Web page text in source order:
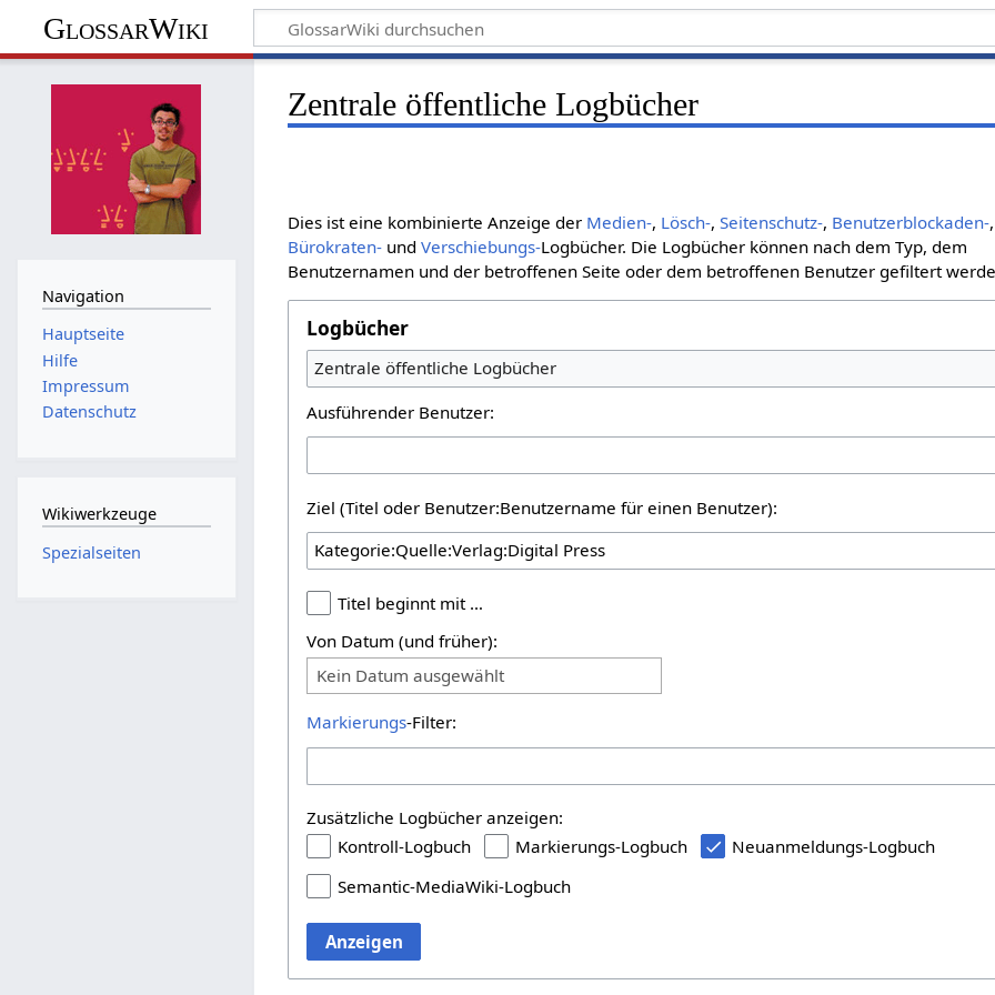
GlossarWiki
Zentrale öffentliche Logbücher
Dies ist eine kombinierte Anzeige der Medien-, Lösch-,Seitenschutz-, Benutzerblockaden-,
Bürokraten- undVerschiebungs-Logbücher. Die Logbücher können nach dem Typ, dem
Benutzernamen und der betroffenen Seite oder dem betroffenen Benutzer gefiltert
Logbücher
Zentrale öffentliche Logbücher
Ausführender Benutzer:
Ziel (Titel oder Benutzer:Benutzername für einen Benutzer):
Titel beginnt mit …
Von Datum (und früher):
Kein Datum ausgewählt
Markierungs-Filter:
Zusätzliche Logbücher anzeigen:
Kontroll-Logbuch
Markierungs-Logbuch
Neuanmeldungs-Logbuch
Semantic-MediaWiki-Logbuch
Anzeigen
Navigation
Hauptseite
Hilfe
Impressum
Datenschutz
Wikiwerkzeuge
Spezialseiten